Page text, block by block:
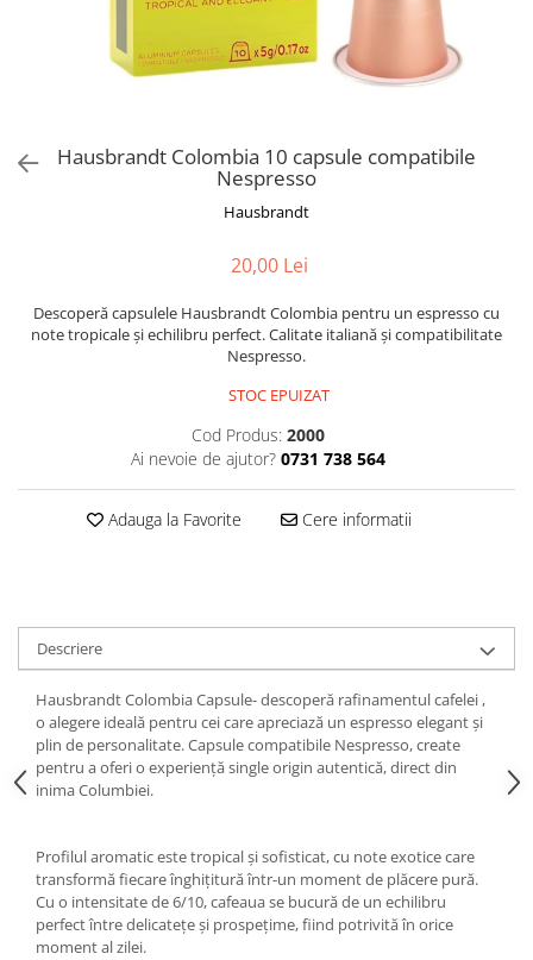
Hausbrandt Colombia 10 capsule compatibile
Nespresso
Hausbrandt
20,00 Lei
Descoperă capsulele Hausbrandt Colombia pentru un espresso cu
note tropicale și echilibru perfect. Calitate italiană și compatibilitate
Nespresso.
STOC EPUIZAT
Cod Produs: 2000
Ai nevoie de ajutor? 0731 738 564
Adauga la Favorite Cere informatii
Descriere
Hausbrandt Colombia Capsule- descoperă rafinamentul cafelei ,
o alegere ideală pentru cei care apreciază un espresso elegant și
plin de personalitate. Capsule compatibile Nespresso, create
pentru a oferi o experiență single origin autentică, direct din
inima Columbiei.
Profilul aromatic este tropical și sofisticat, cu note exotice care
transformă fiecare înghițitură într-un moment de plăcere pură.
Cu o intensitate de 6/10, cafeaua se bucură de un echilibru
perfect între delicatețe și prospețime, fiind potrivită în orice
moment al zilei.